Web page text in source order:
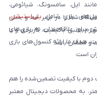
اپل، سامسونگ، شیائومی،
شما را در برابر خط و خش
جانبی باکیفیت، کاربردی و با
و مطمئن باشد.
بازی شامل پلی‌استیشن،
علاقه‌مندان به بازی‌های
هدف ما ارائه کنسول‌های بازی
است.
با کیفیت تضمین‌شده را هم
به محصولات دیجیتال معتبر